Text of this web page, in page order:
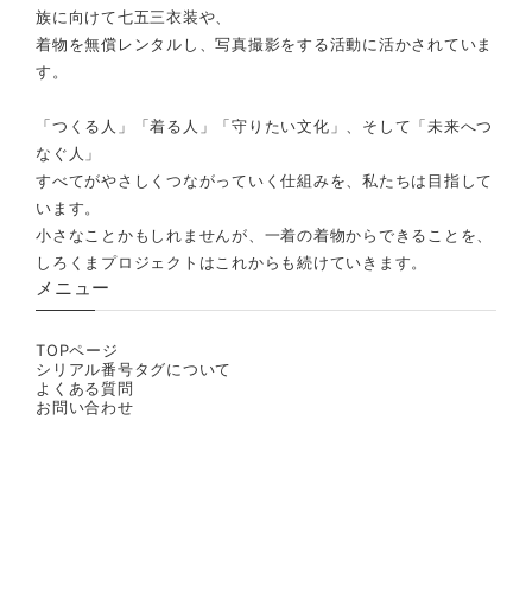
族に向けて七五三衣装や、
着物を無償レンタルし、写真撮影をする活動に活かされていま
す。
「つくる人」「着る人」「守りたい文化」、そして「未来へつ
なぐ人」
すべてがやさしくつながっていく仕組みを、私たちは目指して
います。
小さなことかもしれませんが、一着の着物からできることを、
しろくまプロジェクトはこれからも続けていきます。
メニュー
TOPページ
シリアル番号タグについて
よくある質問
お問い合わせ